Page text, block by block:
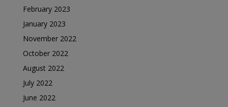
February 2023
January 2023
November 2022
October 2022
August 2022
July 2022
June 2022